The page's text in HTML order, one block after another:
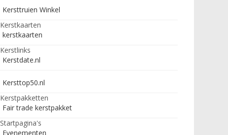
Kersttruien Winkel
Kerstkaarten
kerstkaarten
Kerstlinks
Kerstdate.nl
Kersttop50.nl
Kerstpakketten
Fair trade kerstpakket
Startpagina's
Evenementen